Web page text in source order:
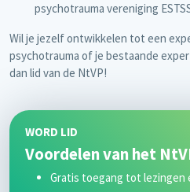
psychotrauma vereniging
Wil je jezelf ontwikkelen tot een
psychotrauma of je bestaande
dan lid van de NtVP!
WORD LID
Voordelen van het
Gratis toegang tot lezingen